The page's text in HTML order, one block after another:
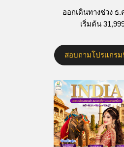
ออกเดินทางช่วง ธ.
เริ่มต้น
สอบถามโปรแกร